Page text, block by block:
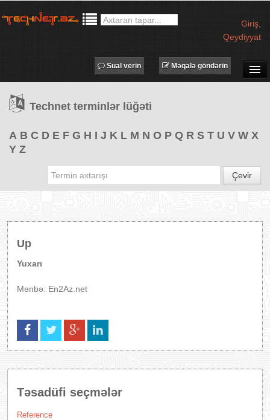
Giriş
Qeydiyyat
TƏDBİRLƏR
PROQRAMLAR
Məqalə göndərin
Sual verin
Technet terminlər lüğəti
A B C D E F G H I J K L M N O P Q R S T U V W X
Y Z
Çevir
Up
Yuxarı
Mənbə: En2Az.net
Təsadüfi seçmələr
Reference